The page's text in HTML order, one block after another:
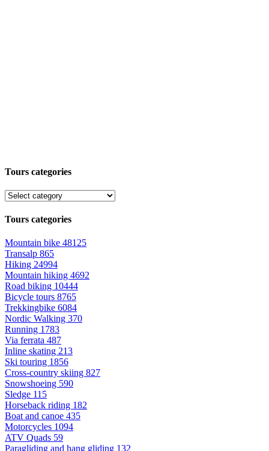
Tours categories
Tours categories
Mountain bike 48125
Transalp 865
Hiking 24994
Mountain hiking 4692
Road biking 10444
Bicycle tours 8765
Trekkingbike 6084
Nordic Walking 370
Running 1783
Via ferrata 487
Inline skating 213
Ski touring 1856
Cross-country skiing 827
Snowshoeing 590
Sledge 115
Horseback riding 182
Boat and canoe 435
Motorcycles 1094
ATV Quads 59
Paragliding and hang gliding 132